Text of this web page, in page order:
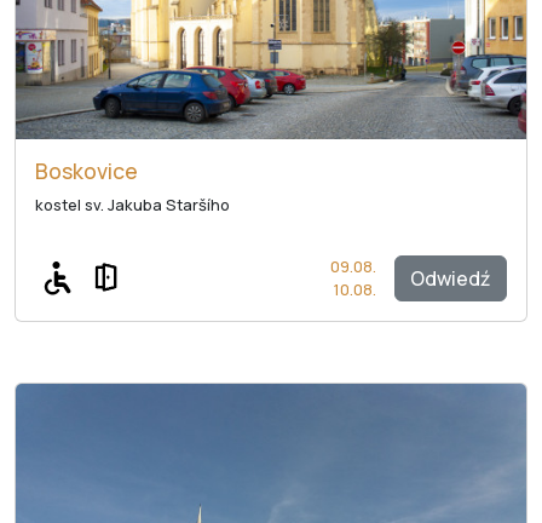
Boskovice
kostel sv. Jakuba Staršího
Odwiedź
09.08.
10.08.